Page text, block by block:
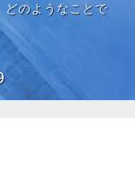
どのようなことで